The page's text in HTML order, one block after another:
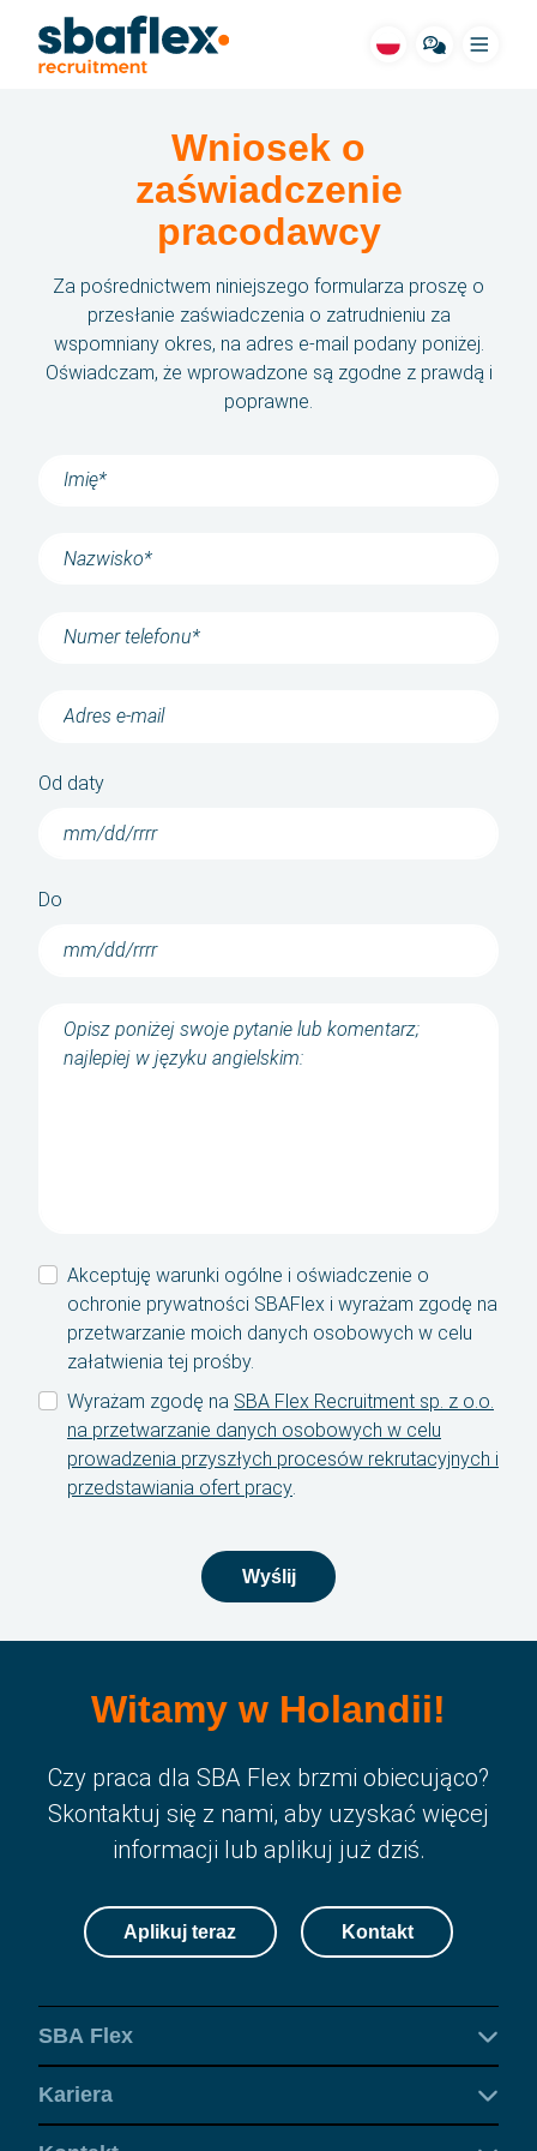
Menu
SBA dla ciebie
Oferty pracy
Branże
Historie
Aktualności
English
български
T: +31 (0)13 464 89 50 | E:recruitment@sbaflex.com
SBA Flex Recruitment Sp. z.o.o
Ul. Ozimska 40, lok. 112, 45-058 Opole
T: +48 (0)77 888 12 17 | E: rekrutacja@sbaflex.pl
Zadzwoń do nas
Wniosek o
zaświadczenie
pracodawcy
Za pośrednictwem niniejszego formularza proszę o
przesłanie zaświadczenia o zatrudnieniu za
wspomniany okres, na adres e-mail podany poniżej.
Oświadczam, że wprowadzone są zgodne z prawdą i
poprawne.
Od daty
ukośnik
ukośnik
Do
ukośnik
ukośnik
Akceptuję warunki ogólne i oświadczenie o
ochronie prywatności SBAFlex i wyrażam zgodę na
przetwarzanie moich danych osobowych w celu
załatwienia tej prośby.
Wyrażam zgodę na SBA Flex Recruitment sp. z o.o.
na przetwarzanie danych osobowych w celu
prowadzenia przyszłych procesów rekrutacyjnych i
przedstawiania ofert pracy.
Wyślij
Witamy w Holandii!
Czy praca dla SBA Flex brzmi obiecująco?
Skontaktuj się z nami, aby uzyskać więcej
informacji lub aplikuj już dziś.
Aplikuj teraz Kontakt
SBA Flex
Kariera